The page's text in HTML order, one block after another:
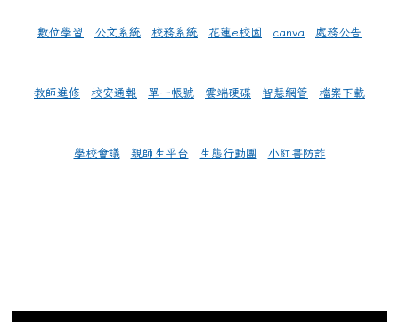
數位學習 公文系統 校務系統 花蓮e校園 canva 處務公告
教師進修 校安通報 單一帳號 雲端硬碟 智慧網管 檔案下載
學校會議 親師生平台 生態行動團 小紅書防詐